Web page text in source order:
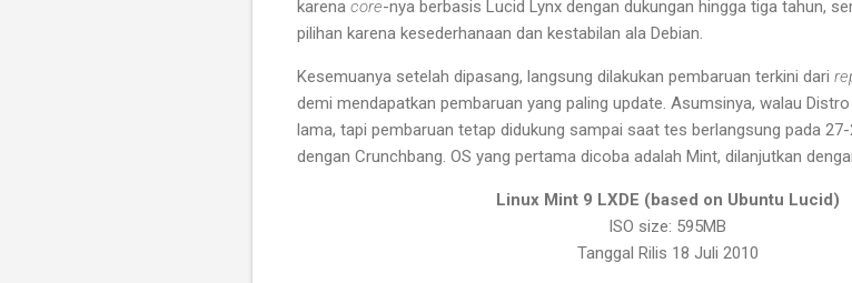
karena core-nya berbasis Lucid Lynx dengan dukungan hingga tiga tahun,
pilihan karena kesederhanaan dan kestabilan ala Debian.
Kesemuanya setelah dipasang, langsung dilakukan pembaruan terkini dari
demi mendapatkan pembaruan yang paling update. Asumsinya, walau
lama, tapi pembaruan tetap didukung sampai saat tes berlangsung pada
dengan Crunchbang. OS yang pertama dicoba adalah Mint, dilanjutkan
Linux Mint 9 LXDE (based on Ubuntu Lucid)
ISO size: 595MB
Tanggal Rilis 18 Juli 2010